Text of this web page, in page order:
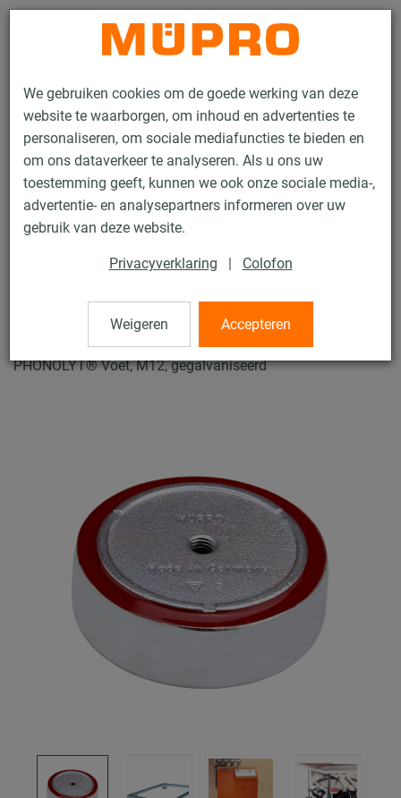
We gebruiken cookies om de goede werking van deze
website te waarborgen, om inhoud en advertenties te
personaliseren, om sociale mediafuncties te bieden en
om ons dataverkeer te analyseren. Als u ons uw
toestemming geeft, kunnen we ook onze sociale media-,
advertentie- en analysepartners informeren over uw
gebruik van deze website.
Privacyverklaring | Colofon
Weigeren Accepteren
Contact
Producten Bevestigingstechniek
Geluidsisolatie
Geluiddempende elementen
PHONOLYT® Voet
PHONOLYT® Voet
PHONOLYT® Voet, M12, gegalvaniseerd